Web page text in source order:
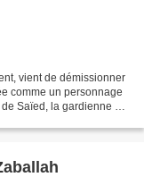
vient de démissionner
comme un personnage
Saïed, la gardienne de